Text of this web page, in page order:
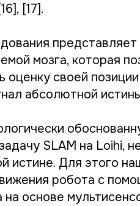
[17].
представляет
мозга, которая
своей
абсолютной
SLAM на Loihi,
истине. Для этого
робота с
основе